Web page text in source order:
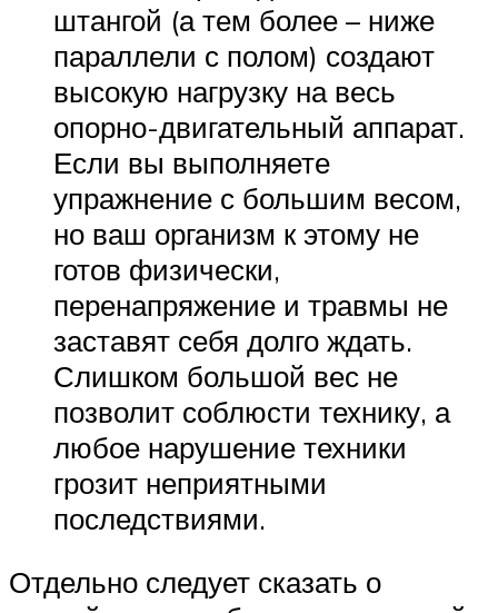
штангой (а тем более – ниже
параллели с полом) создают
высокую нагрузку на весь
опорно-двигательный аппарат.
Если вы выполняете
упражнение с большим весом,
но ваш организм к этому не
готов физически,
перенапряжение и травмы не
заставят себя долго ждать.
Слишком большой вес не
позволит соблюсти технику, а
любое нарушение техники
грозит неприятными
последствиями.
Отдельно следует сказать о